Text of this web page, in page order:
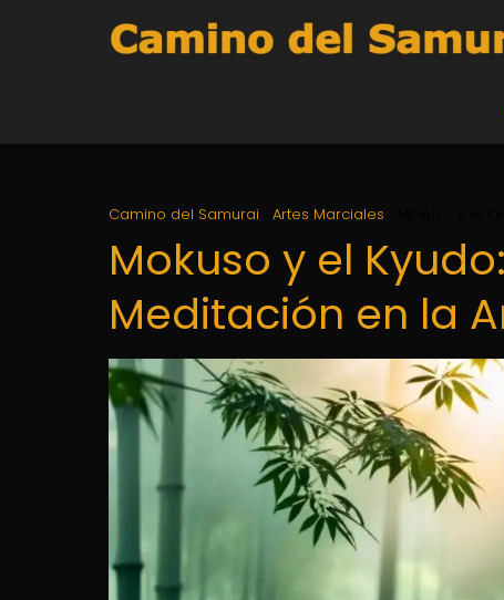
Camino del Samurai Artes Marciales
Mokuso y el
Meditación en la